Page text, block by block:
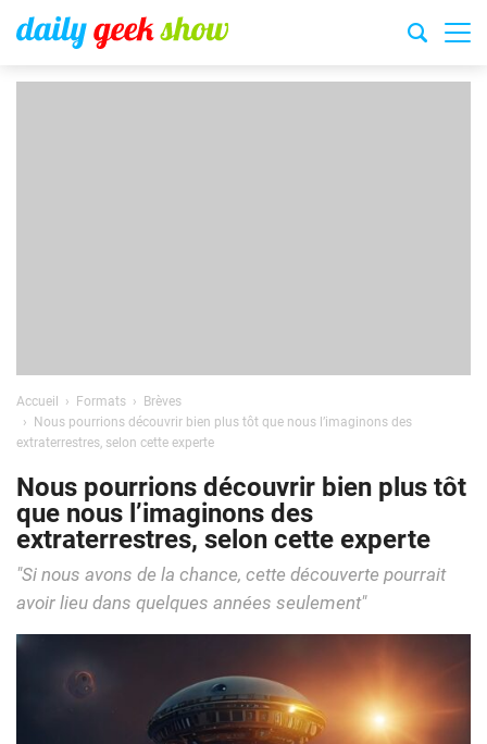
Accueil Formats
Brèves
Nous pourrions découvrir bien plus tôt que nous l’imaginons des
extraterrestres, selon cette experte
Nous pourrions découvrir bien plus tôt
que nous l’imaginons des
extraterrestres, selon cette experte
"Si nous avons de la chance, cette découverte pourrait
avoir lieu dans quelques années seulement"